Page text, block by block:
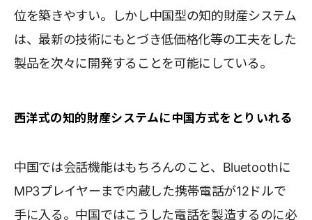
位を築きやすい。しかし中国型の知的財産システム
は、最新の技術にもとづき低価格化等の工夫をした
製品を次々に開発することを可能にしている。
西洋式の知的財産システムに中国方式をとりいれる
中国では会話機能はもちろんのこと、Bluetoothに
MP3プレイヤーまで内蔵した携帯電話が12ドルで
手に入る。中国ではこうした電話を製造するのに必